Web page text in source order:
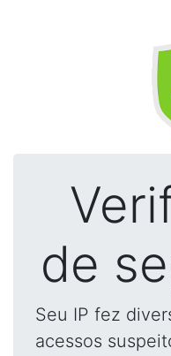
de
Seu IP fez
acessos